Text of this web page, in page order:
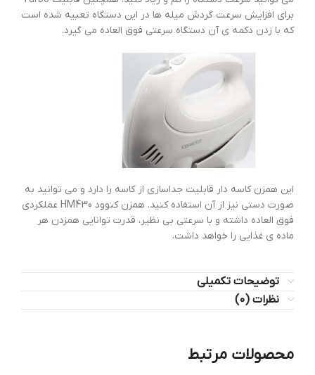
برای افزایش سرعت گردش میله ها در این دستگاه تعبیه شده است
که با زدن دکمه ی آن دستگاه سرعتی فوق العاده می گیرد.
این همزن کاسه دار قابلیت جداسازی از کاسه را دارد و می توانید به
صورت دستی نیز از آن استفاده کنید. همزن کنوود HM430 عملکردی
فوق العاده داشته و با سرعتی بی نظیر، قدرت توانایی همزدن هر
ماده ی غذایی را خواهد داشت.
توضیحات تکمیلی
نظرات (0)
محصولات مرتبط